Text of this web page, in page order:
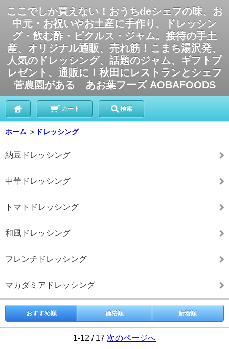
ここでしか買えない！おうちdeシェフの味、お
中元・お祝いやお土産に手作り、ドレッシン
グ・飲む酢・ピクルス・ジャム。接待の手土
産、オリジナル通販、売れ筋！こまち湯沢発、
人気のドレッシング、話題のジャム、ギフトプ
レゼント、通販に！秋田にレストランとシェフ
菅農園がある あお葉フーズ AOBAFOODS
カート 検索
ホーム ＞ ドレッシング
納豆ドレッシング
中華ドレッシング
トマトドレッシング
和風ドレッシング
フレンチドレッシング
マカダミアドレッシング
おすすめ順 価格順 新着順
1-12 / 17 次のページへ